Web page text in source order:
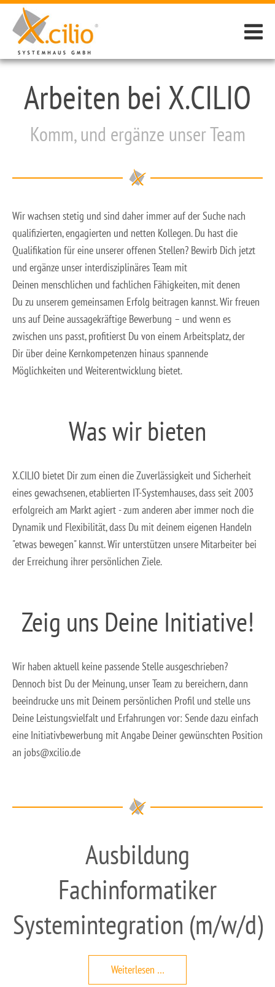
Arbeiten bei X.CILIO
Komm, und ergänze unser Team
Wir wachsen stetig und sind daher immer auf der Suche nach
qualifizierten, engagierten und netten Kollegen. Du hast die
Qualifikation für eine unserer offenen Stellen? Bewirb Dich jetzt
und ergänze unser interdisziplinäres Team mit
Deinen menschlichen und fachlichen Fähigkeiten, mit denen
Du zu unserem gemeinsamen Erfolg beitragen kannst. Wir freuen
uns auf Deine aussagekräftige Bewerbung – und wenn es
zwischen uns passt, profitierst Du von einem Arbeitsplatz, der
Dir über deine Kernkompetenzen hinaus spannende
Möglichkeiten und Weiterentwicklung bietet.
Was wir bieten
X.CILIO bietet Dir zum einen die Zuverlässigkeit und Sicherheit
eines gewachsenen, etablierten IT-Systemhauses, dass seit 2003
erfolgreich am Markt agiert - zum anderen aber immer noch die
Dynamik und Flexibilität, dass Du mit deinem eigenen Handeln
"etwas bewegen" kannst. Wir unterstützen unsere Mitarbeiter bei
der Erreichung ihrer persönlichen Ziele.
Zeig uns Deine Initiative!
Wir haben aktuell keine passende Stelle ausgeschrieben?
Dennoch bist Du der Meinung, unser Team zu bereichern, dann
beeindrucke uns mit Deinem persönlichen Profil und stelle uns
Deine Leistungsvielfalt und Erfahrungen vor: Sende dazu einfach
eine Initiativbewerbung mit Angabe Deiner gewünschten Position
an jobs@xcilio.de
Ausbildung
Fachinformatiker
Systemintegration (m/w/d)
Weiterlesen …Ausbildung